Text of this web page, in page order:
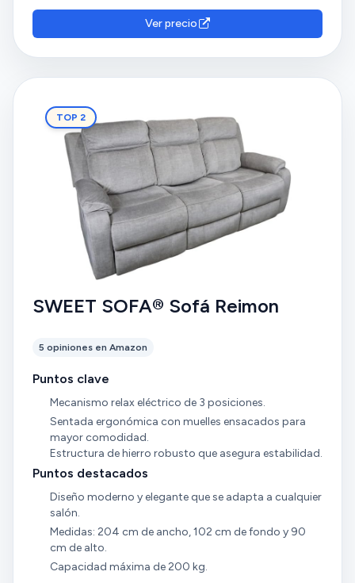
Ver precio
TOP 2
SWEET SOFA® Sofá Reimon
5 opiniones en Amazon
Puntos clave
Mecanismo relax eléctrico de 3 posiciones.
Sentada ergonómica con muelles ensacados para
mayor comodidad.
Estructura de hierro robusto que asegura estabilidad.
Puntos destacados
Diseño moderno y elegante que se adapta a cualquier
salón.
Medidas: 204 cm de ancho, 102 cm de fondo y 90
cm de alto.
Capacidad máxima de 200 kg.